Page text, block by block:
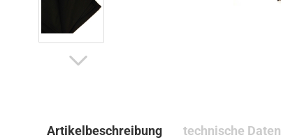
Artikelbeschreibung technische Daten